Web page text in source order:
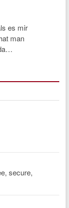
es mir
man